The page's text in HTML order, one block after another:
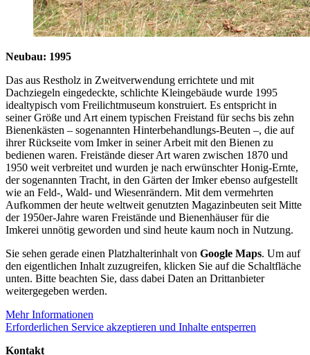
Neubau: 1995
Das aus Restholz in Zweitverwendung errichtete und mit
Dachziegeln eingedeckte, schlichte Kleingebäude wurde 1995
idealtypisch vom Freilichtmuseum konstruiert. Es entspricht in
seiner Größe und Art einem typischen Freistand für sechs bis zehn
Bienenkästen – sogenannten Hinterbehandlungs-Beuten –, die auf
ihrer Rückseite vom Imker in seiner Arbeit mit den Bienen zu
bedienen waren. Freistände dieser Art waren zwischen 1870 und
1950 weit verbreitet und wurden je nach erwünschter Honig-Ernte,
der sogenannten Tracht, in den Gärten der Imker ebenso aufgestellt
wie an Feld-, Wald- und Wiesenrändern. Mit dem vermehrten
Aufkommen der heute weltweit genutzten Magazinbeuten seit Mitte
der 1950er-Jahre waren Freistände und Bienenhäuser für die
Imkerei unnötig geworden und sind heute kaum noch in Nutzung.
Sie sehen gerade einen Platzhalterinhalt von Google Maps. Um auf
den eigentlichen Inhalt zuzugreifen, klicken Sie auf die Schaltfläche
unten. Bitte beachten Sie, dass dabei Daten an Drittanbieter
weitergegeben werden.
Mehr Informationen
Erforderlichen Service akzeptieren und Inhalte entsperren
Kontakt